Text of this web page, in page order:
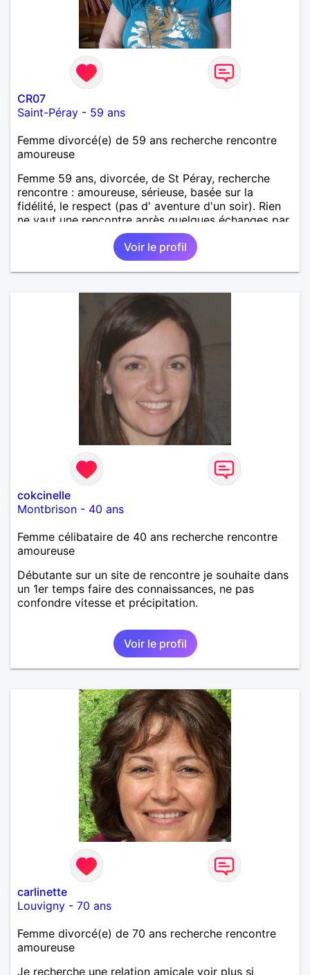
CR07
Saint-Péray - 59 ans
Femme divorcé(e) de 59 ans recherche rencontre
amoureuse
Femme 59 ans, divorcée, de St Péray, recherche
rencontre : amoureuse, sérieuse, basée sur la
fidélité, le respect (pas d' aventure d'un soir). Rien
ne vaut une rencontre après quelques échanges par
messages pour savoir si il y a un feeling entre les
deux et le désir de se revoir. Au plaisir de se
Voir le profil
cokcinelle
Montbrison - 40 ans
Femme célibataire de 40 ans recherche rencontre
amoureuse
Débutante sur un site de rencontre je souhaite dans
un 1er temps faire des connaissances, ne pas
confondre vitesse et précipitation.
Voir le profil
carlinette
Louvigny - 70 ans
Femme divorcé(e) de 70 ans recherche rencontre
amoureuse
Je recherche une relation amicale voir plus si